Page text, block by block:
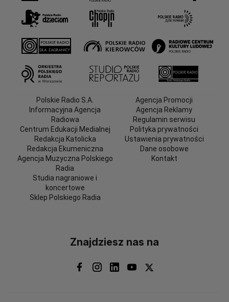
Polskie Radio S.A.
Informacyjna Agencja
Radiowa
Centrum Edukacji Medialnej
Redakcja Katolicka
Redakcja Ekumeniczna
Agencja Muzyczna Polskiego
Radia
Studia nagraniowe i
koncertowe
Sklep Polskiego Radia
Agencja Promocji
Agencja Reklamy
Regulamin serwisu
Polityka prywatności
Ustawienia prywatności
Dane osobowe
Kontakt
Znajdziesz nas na